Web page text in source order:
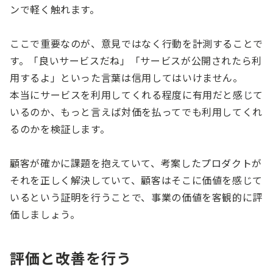
ンで軽く触れます。
ここで重要なのが、意見ではなく行動を計測することで
す。「良いサービスだね」「サービスが公開されたら利
用するよ」といった言葉は信用してはいけません。
本当にサービスを利用してくれる程度に有用だと感じて
いるのか、もっと言えば対価を払ってでも利用してくれ
るのかを検証します。
顧客が確かに課題を抱えていて、考案したプロダクトが
それを正しく解決していて、顧客はそこに価値を感じて
いるという証明を行うことで、事業の価値を客観的に評
価しましょう。
評価と改善を行う